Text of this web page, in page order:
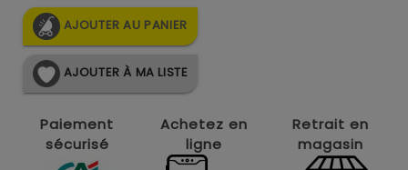
AJOUTER AU PANIER
AJOUTER À MA LISTE
Paiement
sécurisé
Achetez en
ligne
Retrait en
magasin